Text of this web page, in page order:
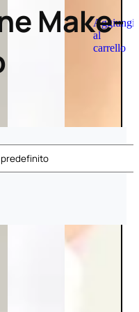
Aggiungi
al
carrello
Make-